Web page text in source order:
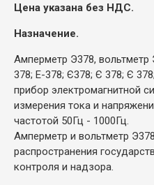
Цена указана без НДС.
Назначение.
Амперметр Э378,
378; Е-378; Є378; Є 378; Є
прибор электромагнитной
измерения тока и
частотой 50Гц - 1000Гц.
Амперметр и вольтметр
распространения
контроля и надзора.